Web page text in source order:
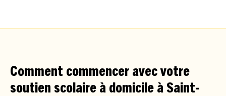
Comment commencer avec votre
soutien scolaire à domicile à Saint-